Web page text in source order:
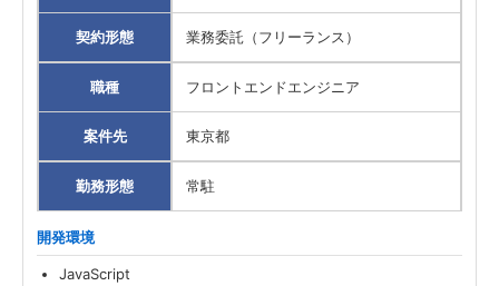
契約形態 業務委託（フリーランス）
職種 フロントエンドエンジニア
案件先 東京都
勤務形態 常駐
開発環境
JavaScript